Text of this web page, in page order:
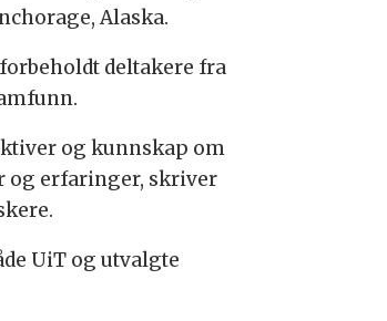
Alaska.
deltakere fra
og kunnskap om
og erfaringer, skriver
UiT og utvalgte